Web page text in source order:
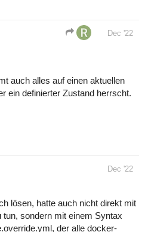
Dec '22
auch alles auf einen aktuellen
ein definierter Zustand herrscht.
Dec '22
lösen, hatte auch nicht direkt mit
sondern mit einem Syntax
der alle docker-